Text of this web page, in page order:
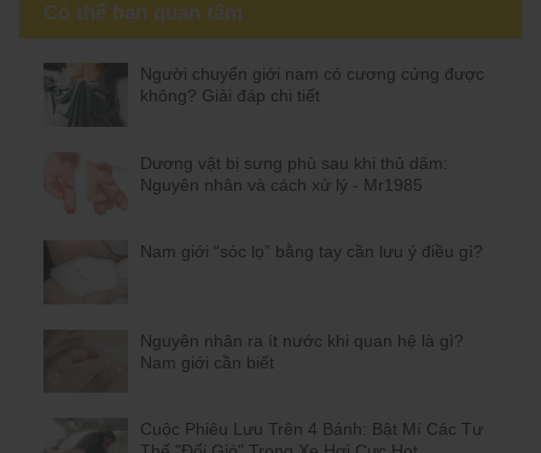
Có thể bạn quan tâm
Người chuyển giới nam có cương cứng được
không? Giải đáp chi tiết
Dương vật bị sưng phù sau khi thủ dâm:
Nguyên nhân và cách xử lý - Mr1985
Nam giới “sóc lọ” bằng tay cần lưu ý điều gì?
Nguyên nhân ra ít nước khi quan hệ là gì?
Nam giới cần biết
Cuộc Phiêu Lưu Trên 4 Bánh: Bật Mí Các Tư